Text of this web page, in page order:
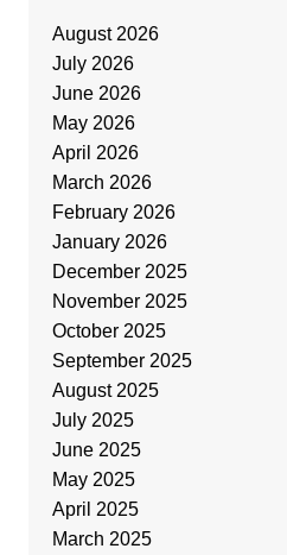
August 2026
July 2026
June 2026
May 2026
April 2026
March 2026
February 2026
January 2026
December 2025
November 2025
October 2025
September 2025
August 2025
July 2025
June 2025
May 2025
April 2025
March 2025